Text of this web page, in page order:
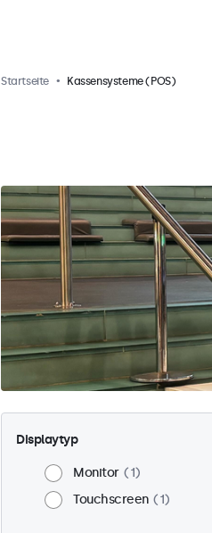
Startseite Kassensysteme (POS)
Displaytyp
Monitor
1
Touchscreen
1